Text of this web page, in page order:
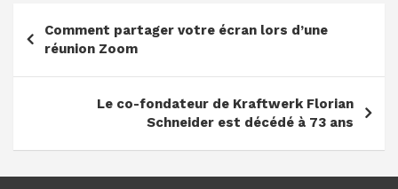
Navigation
de
l’article
Comment partager votre écran lors d’une
réunion Zoom
Le co-fondateur de Kraftwerk Florian
Schneider est décédé à 73 ans